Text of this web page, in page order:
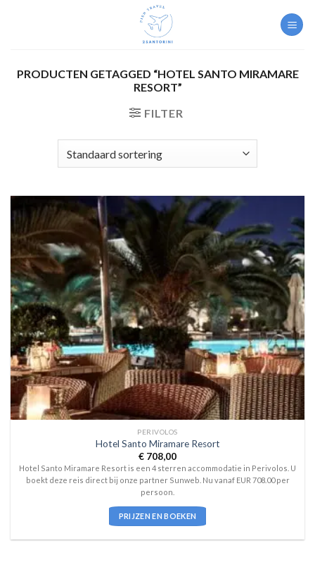
PRODUCTEN GETAGGED “HOTEL SANTO MIRAMARE
RESORT”
FILTER
PERIVOLOS
Hotel Santo Miramare Resort
€ 708,00
Hotel Santo Miramare Resort is een 4 sterren accommodatie in Perivolos. U
boekt deze reis direct bij onze partner Sunweb. Nu vanaf EUR 708.00 per
persoon.
PRIJZEN EN BOEKEN